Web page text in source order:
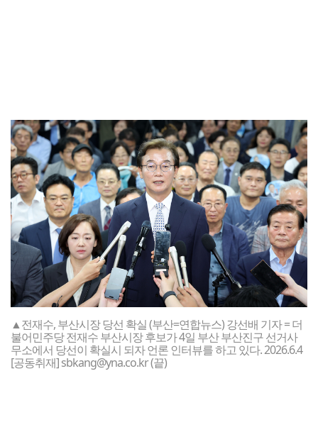
▲전재수, 부산시장 당선 확실 (부산=연합뉴스) 강선배 기자 = 더
불어민주당 전재수 부산시장 후보가 4일 부산 부산진구 선거사
무소에서 당선이 확실시 되자 언론 인터뷰를 하고 있다. 2026.6.4
[공동취재] sbkang@yna.co.kr (끝)